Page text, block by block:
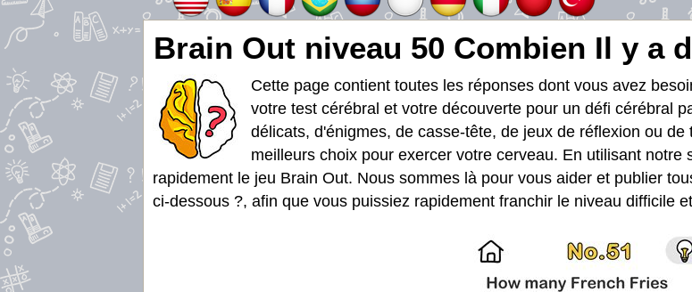
Brain Out niveau 50 Combien Il y a
Cette page contient toutes les réponses dont vous avez
votre test cérébral et votre découverte pour un défi cérébral
délicats, d'énigmes, de casse-tête, de jeux de réflexion ou
meilleurs choix pour exercer votre cerveau. En utilisant
rapidement le jeu Brain Out. Nous sommes là pour vous aider et publier
ci-dessous ?, afin que vous puissiez rapidement franchir le niveau difficile